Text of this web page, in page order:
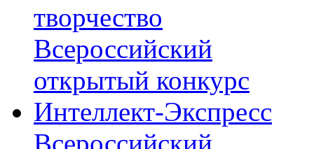
творчество
Всероссийский
открытый конкурс
Интеллект-Экспресс